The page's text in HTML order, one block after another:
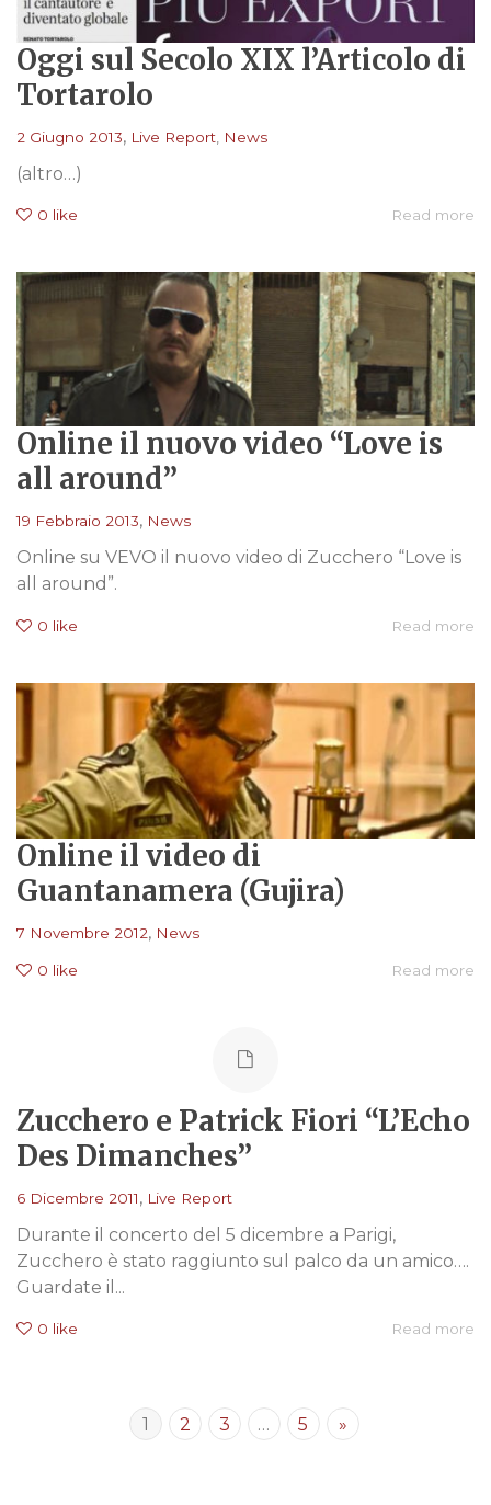
Oggi sul Secolo XIX l’Articolo di
Tortarolo
2 Giugno 2013, Live Report News
(altro…)
0 like Read more
Online il nuovo video “Love is
all around”
19 Febbraio 2013, News
Online su VEVO il nuovo video di Zucchero “Love is
all around”.
0 like Read more
Online il video di
Guantanamera (Gujira)
7 Novembre 2012, News
0 like Read more
Zucchero e Patrick Fiori “L’Echo
Des Dimanches”
6 Dicembre 2011, Live Report
Durante il concerto del 5 dicembre a Parigi,
Zucchero è stato raggiunto sul palco da un amico….
Guardate il...
0 like Read more
1 2 3 … 5 »